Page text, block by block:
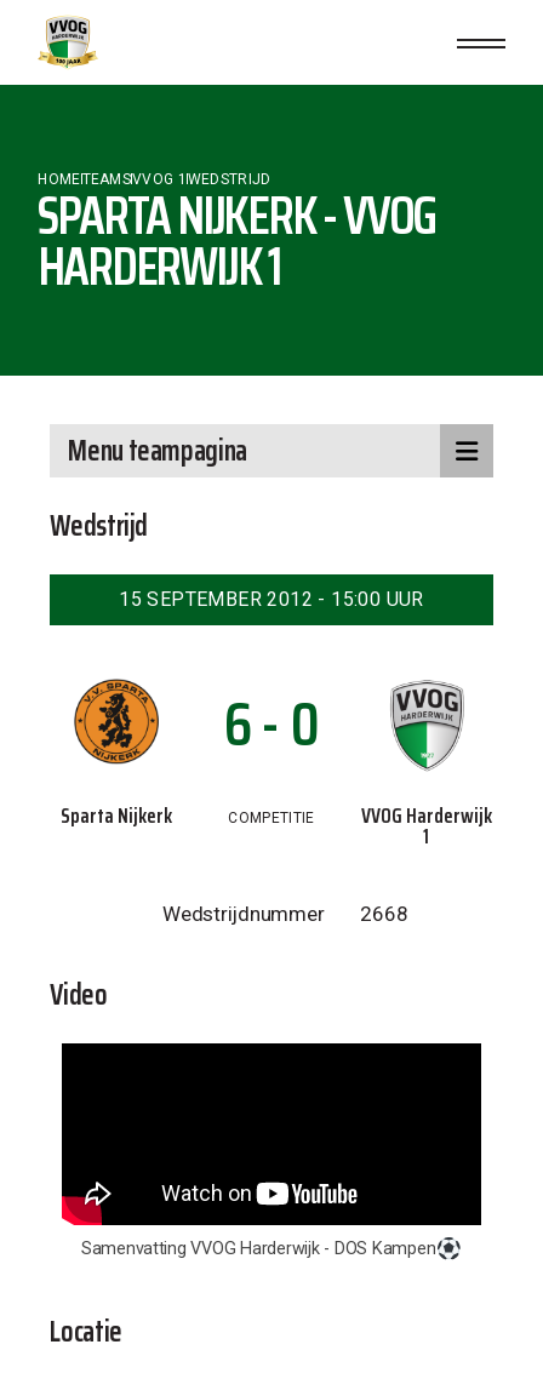
HOMETEAMSVVOG 1 WEDSTRIJD
SPARTA NIJKERK - VVOG
HARDERWIJK 1
Wedstrijd
15 SEPTEMBER 2012 - 15:00 UUR
6 - 0
Sparta Nijkerk COMPETITIE VVOG Harderwijk
1
Wedstrijdnummer 2668
Video
Samenvatting VVOG Harderwijk - DOS Kampen
Locatie
Menu teampagina